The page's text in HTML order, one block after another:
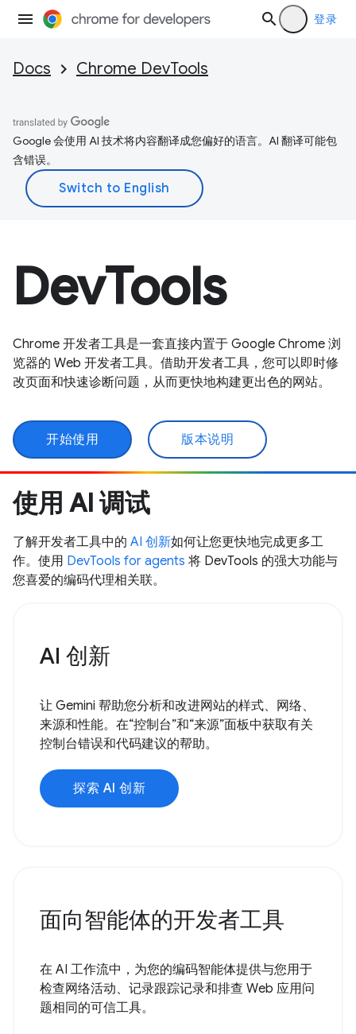
登录
Docs Chrome DevTools
Google 会使用 AI 技术将内容翻译成您偏好的语言。AI 翻译可能包
含错误。
DevTools
Chrome 开发者工具是一套直接内置于 Google Chrome 浏
览器的 Web 开发者工具。借助开发者工具，您可以即时修
改页面和快速诊断问题，从而更快地构建更出色的网站。
开始使用 版本说明
使用 AI 调试
了解开发者工具中的 AI 创新如何让您更快地完成更多工
作。使用 DevTools for agents 将 DevTools 的强大功能与
您喜爱的编码代理相关联。
AI 创新
让 Gemini 帮助您分析和改进网站的样式、网络、
来源和性能。在“控制台”和“来源”面板中获取有关
控制台错误和代码建议的帮助。
探索 AI 创新
面向智能体的开发者工具
在 AI 工作流中，为您的编码智能体提供与您用于
检查网络活动、记录跟踪记录和排查 Web 应用问
题相同的可信工具。